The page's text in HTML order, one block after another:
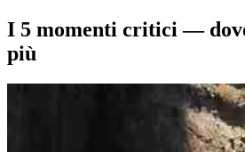
I 5 momenti critici —
più